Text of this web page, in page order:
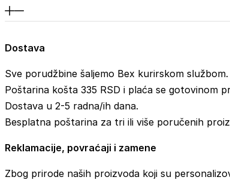
Dostava
Sve porudžbine šaljemo Bex kurirskom službom.
Poštarina košta 335 RSD i plaća se gotovinom
Dostava u 2-5 radna/ih dana.
Besplatna poštarina za tri ili više poručenih
Reklamacije, povraćaji i zamene
Zbog prirode naših proizvoda koji su